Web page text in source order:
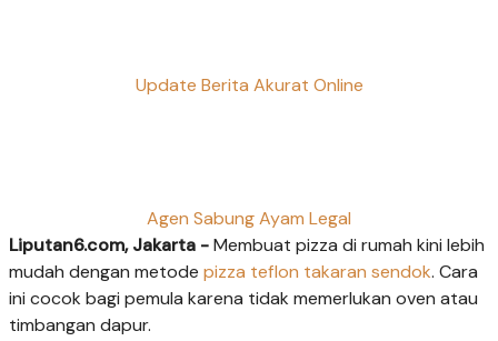
Update Berita Akurat Online
Agen Sabung Ayam Legal
Liputan6.com, Jakarta -Membuat pizza di rumah kini lebih
mudah dengan metode pizza teflon takaran sendok. Cara
ini cocok bagi pemula karena tidak memerlukan oven atau
timbangan dapur.